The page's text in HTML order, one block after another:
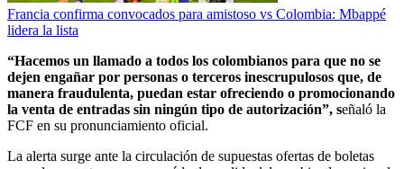
Francia confirma convocados para amistoso vs Colombia: Mbappé
lidera la lista
“Hacemos un llamado a todos los colombianos para que no se
dejen engañar por personas o terceros inescrupulosos que, de
manera fraudulenta, puedan estar ofreciendo o promocionando
la venta de entradas sin ningún tipo de autorización”, señaló la
FCF en su pronunciamiento oficial.
La alerta surge ante la circulación de supuestas ofertas de boletas